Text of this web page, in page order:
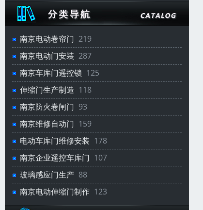
南京电动卷帘门 219
南京电动门安装 287
南京车库门遥控锁 125
伸缩门生产制造 118
南京防火卷闸门 93
南京维修自动门 159
电动车库门维修安装 178
南京企业遥控车库门 107
玻璃感应门生产 88
南京电动伸缩门制作 123